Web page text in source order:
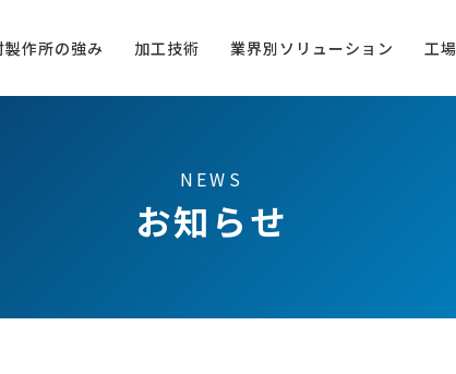
製作所の強み 加工技術 業界別ソリューション 工
NEWS
お知らせ